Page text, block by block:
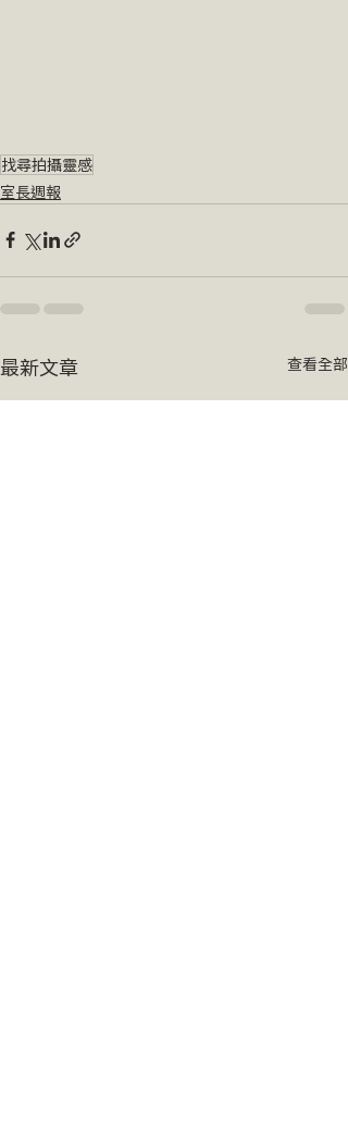
找尋拍攝靈感
室長週報
最新文章 查看全部